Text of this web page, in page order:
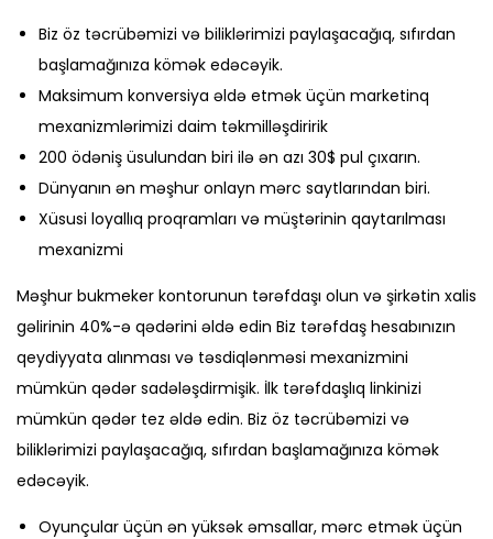
Biz öz təcrübəmizi və biliklərimizi paylaşacağıq, sıfırdan
başlamağınıza kömək edəcəyik.
Maksimum konversiya əldə etmək üçün marketinq
mexanizmlərimizi daim təkmilləşdiririk
200 ödəniş üsulundan biri ilə ən azı 30$ pul çıxarın.
Dünyanın ən məşhur onlayn mərc saytlarından biri.
Xüsusi loyallıq proqramları və müştərinin qaytarılması
mexanizmi
Məşhur bukmeker kontorunun tərəfdaşı olun və şirkətin xalis
gəlirinin 40%-ə qədərini əldə edin Biz tərəfdaş hesabınızın
qeydiyyata alınması və təsdiqlənməsi mexanizmini
mümkün qədər sadələşdirmişik. İlk tərəfdaşlıq linkinizi
mümkün qədər tez əldə edin. Biz öz təcrübəmizi və
biliklərimizi paylaşacağıq, sıfırdan başlamağınıza kömək
edəcəyik.
Oyunçular üçün ən yüksək əmsallar, mərc etmək üçün